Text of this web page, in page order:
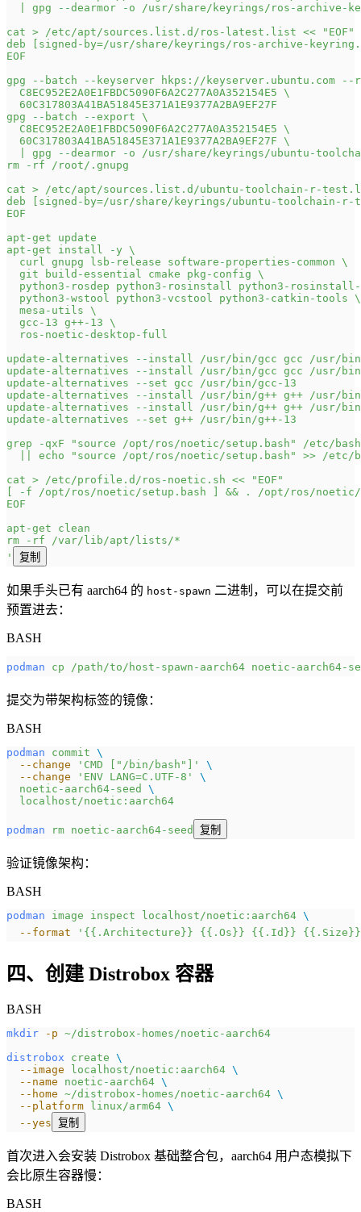
| gpg --dearmor -o /usr/share/keyrings/ros-archive-
cat > /etc/apt/sources.list.d/ros-latest.list << "EOF"
deb [signed-by=/usr/share/keyrings/ros-archive-
EOF
gpg --batch --keyserver hkps://keyserver.ubuntu.com --
  C8EC952E2A0E1FBDC5090F6A2C277A0A352154E5 \
  60C317803A41BA51845E371A1E9377A2BA9EF27F
gpg --batch --export \
  C8EC952E2A0E1FBDC5090F6A2C277A0A352154E5 \
  60C317803A41BA51845E371A1E9377A2BA9EF27F \
| gpg --dearmor -o /usr/share/keyrings/ubuntu-
rm -rf /root/.gnupg
cat > /etc/apt/sources.list.d/ubuntu-toolchain-r-
deb [signed-by=/usr/share/keyrings/ubuntu-toolchain-
EOF
apt-get update
apt-get install -y \
  curl gnupg lsb-release software-properties-common \
  git build-essential cmake pkg-config \
python3-rosdep python3-rosinstall python3-
  python3-wstool python3-vcstool python3-catkin-tools \
  mesa-utils \
  gcc-13 g++-13 \
  ros-noetic-desktop-full
update-alternatives --install /usr/bin/gcc gcc /usr/
update-alternatives --install /usr/bin/gcc gcc /usr/bin/
update-alternatives --set gcc /usr/bin/gcc-13
update-alternatives --install /usr/bin/g++ g++ /usr/
update-alternatives --install /usr/bin/g++ g++ /usr/bin/
update-alternatives --set g++ /usr/bin/g++-13
grep -qxF "source /opt/ros/noetic/setup.bash" /etc/
|| echo "source /opt/ros/noetic/setup.bash" >> /etc/
cat > /etc/profile.d/ros-noetic.sh << "EOF"
[ -f /opt/ros/noetic/setup.bash ] && . /opt/ros/noetic/
EOF
apt-get clean
rm -rf /var/lib/apt/lists/*
'
复制
如果手头已有 aarch64 的 host-spawn 二进制，可以在提交前
预置进去：
BASH
podman cp /path/to/host-spawn-aarch64 noetic-aarch64-
提交为带架构标签的镜像：
BASH
podman commit \
  --change
'CMD ["/bin/bash"]'
\
  --change
'ENV LANG=C.UTF-8'
\
  noetic-aarch64-seed
\
  localhost/noetic:aarch64
podman rm noetic-aarch64-seed 复制
验证镜像架构：
BASH
podman image inspect localhost/noetic:aarch64 \
  --format
'{{.Architecture}} {{.Os}} {{.Id}}
四、创建 Distrobox 容器
BASH
mkdir -p ~/distrobox-homes/noetic-aarch64
distrobox create \
  --image
localhost/noetic:aarch64 \
  --name
noetic-aarch64 \
  --home
~/distrobox-homes/noetic-aarch64 \
  --platform
linux/arm64 \
  --yes
复制
首次进入会安装 Distrobox 基础整合包，aarch64 用户态模拟下
会比原生容器慢：
BASH